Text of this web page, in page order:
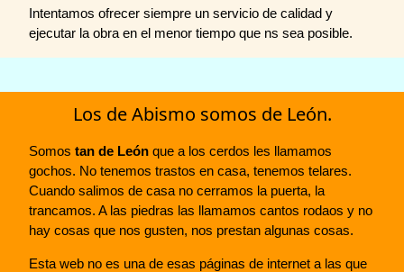
Intentamos ofrecer siempre un servicio de calidad y
ejecutar la obra en el menor tiempo que ns sea posible.
Los de Abismo somos de León.
Somos tan de León que a los cerdos les llamamos
gochos. No tenemos trastos en casa, tenemos telares.
Cuando salimos de casa no cerramos la puerta, la
trancamos. A las piedras las llamamos cantos rodaos y no
hay cosas que nos gusten, nos prestan algunas cosas.
Esta web no es una de esas páginas de internet a las que